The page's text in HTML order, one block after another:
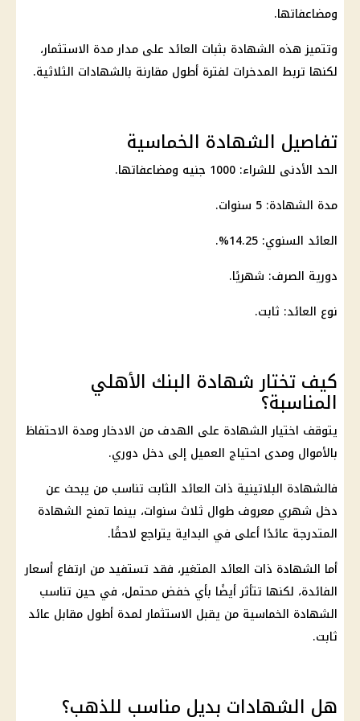
ومضاعفاتها.
وتتميز هذه الشهادة بثبات العائد على مدار مدة الاستثمار،
لكنها تربط المدخرات لفترة أطول مقارنة بالشهادات الثلاثية.
تفاصيل الشهادة الخماسية
الحد الأدنى للشراء: 1000 جنيه ومضاعفاتها.
مدة الشهادة: 5 سنوات.
العائد السنوي: 14.25%.
دورية الصرف: شهريًا.
نوع العائد: ثابت.
كيف تختار شهادة البنك الأهلي
المناسبة؟
يتوقف اختيار الشهادة على الهدف من الادخار ومدة الاحتفاظ
بالأموال ومدى احتياج العميل إلى دخل دوري.
فالشهادة البلاتينية ذات العائد الثابت تناسب من يبحث عن
دخل شهري معروف طوال ثلاث سنوات، بينما تمنح الشهادة
المتدرجة عائدًا أعلى في البداية يتراجع لاحقًا.
أما الشهادة ذات العائد المتغير، فقد تستفيد من ارتفاع أسعار
الفائدة، لكنها تتأثر أيضًا بأي خفض محتمل، في حين تناسب
الشهادة الخماسية من يقبل الاستثمارلمدة أطول مقابل عائد
ثابت.
هل الشهادات بديل مناسب للذهب؟